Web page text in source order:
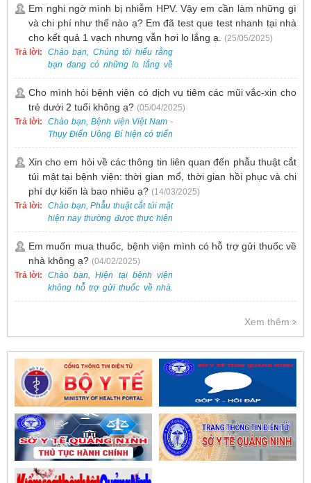
khám và không cần mang theo
thẻ giấy.
Em nghi ngờ mình bị nhiễm HPV. Vậy em cần làm những gì
và chi phí như thế nào ạ? Em đã test que test nhanh tại nhà
cho kết quả 1 vạch nhưng vẫn hơi lo lắng ạ. (25/05/2025)
Trả lời:
Chào bạn, Chúng tôi hiểu rằng
bạn đang có những lo lắng về
nguy cơ nhiễm HPV. Tại Bệnh
viện Việt Nam - Thụy Điển Uông
Bí, chúng tôi cung cấp các dịch
vụ thăm khám và xét nghiệm
chuyên sâu để phát hiện sớm
HPV và tầm soát ung thư cổ tử
Cho mình hỏi bệnh viện có dịch vụ tiêm các mũi vắc-xin cho
trẻ dưới 2 tuổi không ạ? (05/04/2025)
Trả lời:
Chào bạn, Bệnh viện Việt Nam -
Thụy Điển Uông Bí hiện có triển
khai dịch vụ tiêm vắc-xin cho trẻ
dưới 2 tuổi.
Xin cho em hỏi về các thông tin liên quan đến phẫu thuật cắt
túi mật tại bệnh viện: thời gian mổ, thời gian hồi phục và chi
phí dự kiến là bao nhiêu ạ? (14/03/2025)
Trả lời:
Chào bạn, Phẫu thuật cắt túi mật
hiện nay thường được thực hiện
bằng phương pháp nội soi, đây
là một kỹ thuật ít xâm lấn, an toàn
và phổ biến.
Em muốn mua thuốc, bệnh viện mình có hỗ trợ gửi thuốc về
nhà không ạ? (04/02/2025)
Trả lời:
Chào bạn, Hiện tại bệnh viện
không hỗ trợ gửi thuốc về nhà.
Việc cấp phát thuốc tại bệnh viện
trực tiếp.
Xem thêm